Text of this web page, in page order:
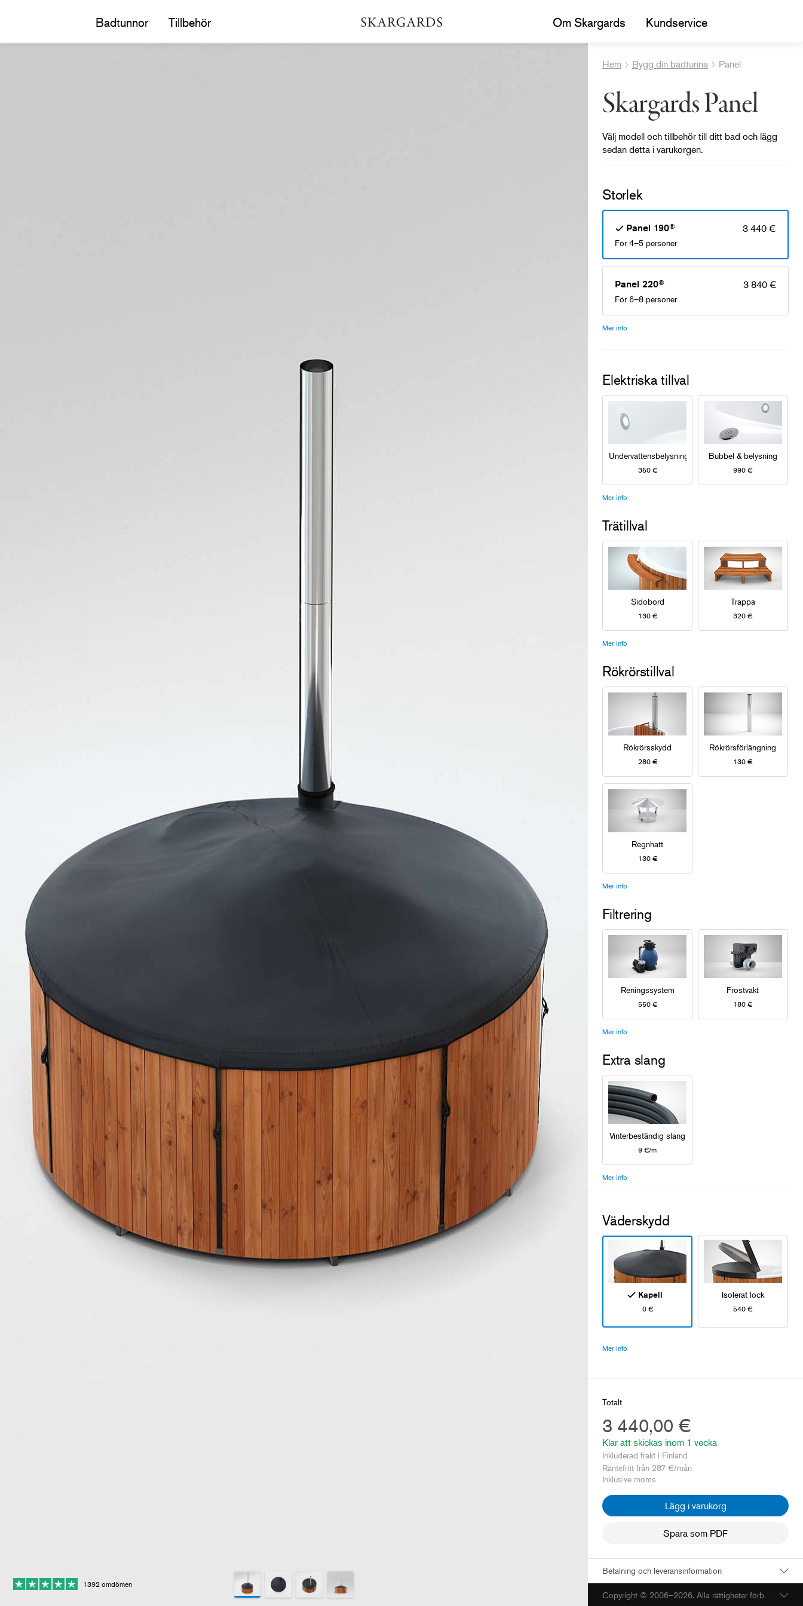
Badtunnor Tillbehör Om Skargards Kundservice
1392 omdömen
Hem Bygg din badtunna Panel
Skargards Panel
Välj modell och tillbehör till ditt bad och lägg
sedan detta i varukorgen.
Storlek
Panel 190® 3 440 €
För 4–5 personer
Panel 220® 3 840 €
För 6–8 personer
Mer info
Elektriska tillval
Undervattensbelysning
350 €
Bubbel & belysning
990 €
Mer info
Trätillval
Sidobord
130 €
Trappa
320 €
Mer info
Rökrörstillval
Rökrörsskydd
280 €
Rökrörsförlängning
130 €
Regnhatt
130 €
Mer info
Filtrering
Reningssystem
550 €
Frostvakt
180 €
Mer info
Extra slang
Vinterbeständig slang
9 €/m
Mer info
Väderskydd
Kapell
0 €
Isolerat lock
540 €
Mer info
Totalt
3 440,00 €
Klar att skickas inom 1 vecka
Inkluderad frakt i Finland
Räntefritt från 287 €/mån
Inklusive moms
Lägg i varukorg
Spara som PDF
Betalning och leveransinformation